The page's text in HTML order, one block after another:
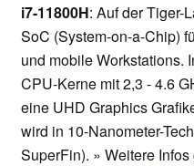
i7-11800H: Auf der Tiger-
SoC (System-on-a-Chip)
und mobile Workstations.
CPU-Kerne mit 2,3 - 4.6
eine UHD Graphics
wird in 10-Nanometer-
SuperFin). » Weitere